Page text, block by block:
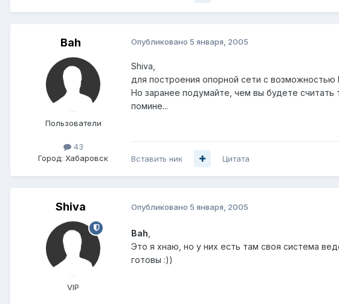
Bah
Пользователи
43
Город: Хабаровск
Опубликовано 5 января, 2005
Shiva,
для построения опорной сети с
Но заранее подумайте, чем вы будете считать
помине...
Вставить ник Цитата
Shiva
VIP
Опубликовано 5 января, 2005
Bah
Это я хнаю, но у них есть там своя система
готовы :))